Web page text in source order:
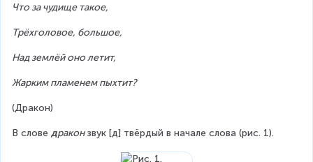
Что за чудище такое,
Трёхголовое, большое,
Над землёй оно летит,
Жарким пламенем пыхтит?
(Дракон)
В слове дракон звук [д] твёрдый в начале слова (рис. 1).